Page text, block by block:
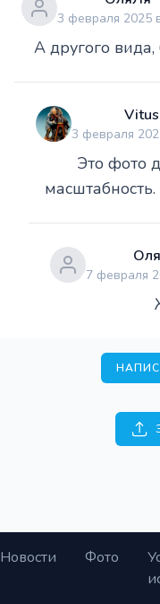
3 февраля 2025
А другого
Vitus
3 февраля
Это фото
7 февраля
Новости Фото